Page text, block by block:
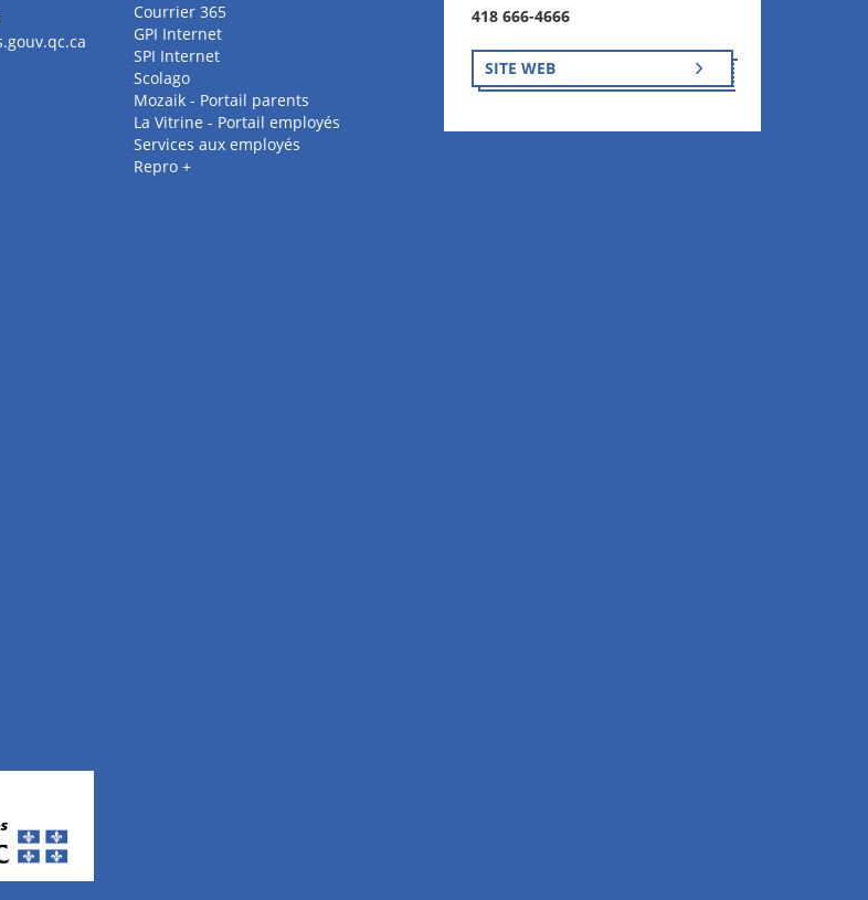
Courrier 365
GPI Internet
SPI Internet
Scolago
Mozaik - Portail parents
La Vitrine - Portail employés
Services aux employés
Repro +
418 666-4666
SITE WEB